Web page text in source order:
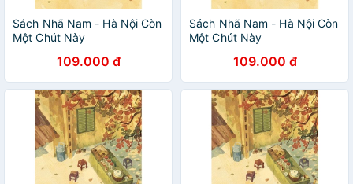
Sách Nhã Nam - Hà Nội Còn
Một Chút Này
109.000 đ
Sách Nhã Nam - Hà Nội Còn
Một Chút Này
109.000 đ